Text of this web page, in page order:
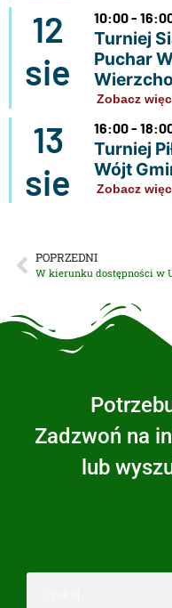
12
sie
10:00 -
Turniej
Puchar
Zobacz
13
sie
16:00 -
Turniej
Wójt
Zobacz
POPRZEDNI
Zadzwoń na
lub